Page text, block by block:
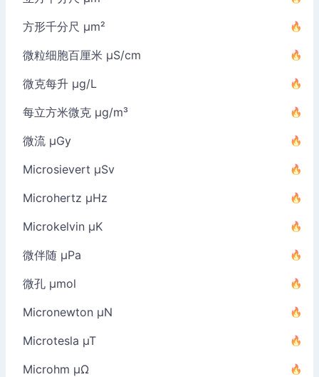
方形千分尺 µm²
微粒细胞百厘米 µS/cm
微克每升 µg/L
每立方米微克 µg/m³
微流 µGy
Microsievert µSv
Microhertz µHz
Microkelvin µK
微伴随 µPa
微孔 µmol
Micronewton µN
Microtesla µT
Microhm µΩ